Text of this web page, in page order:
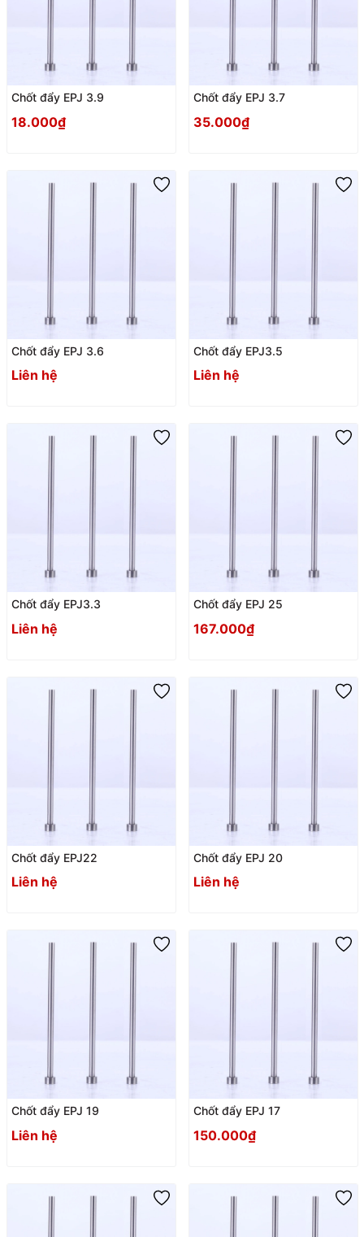
Chốt đẩy EPJ 3.9
18.000₫
Chốt đẩy EPJ 3.7
35.000₫
Chốt đẩy EPJ 3.6
Liên hệ
Chốt đẩy EPJ3.5
Liên hệ
Chốt đẩy EPJ3.3
Liên hệ
Chốt đẩy EPJ 25
167.000₫
Chốt đẩy EPJ22
Liên hệ
Chốt đẩy EPJ 20
Liên hệ
Chốt đẩy EPJ 19
Liên hệ
Chốt đẩy EPJ 17
150.000₫